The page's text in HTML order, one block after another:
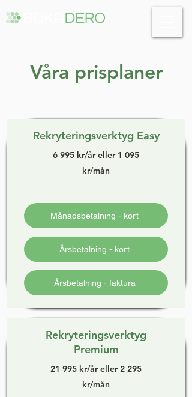
Våra prisplaner
Rekryteringsverktyg Easy
6 995 kr/år eller 1 095
kr/mån
Månadsbetalning - kort
Årsbetalning - kort
Årsbetalning - faktura
Rekryteringsverktyg
Premium
21 995 kr/år eller 2 295
kr/mån